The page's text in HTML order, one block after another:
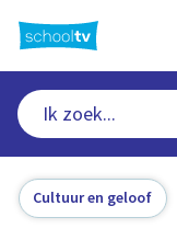
naar
hoofdinhoud
Cultuur en geloof